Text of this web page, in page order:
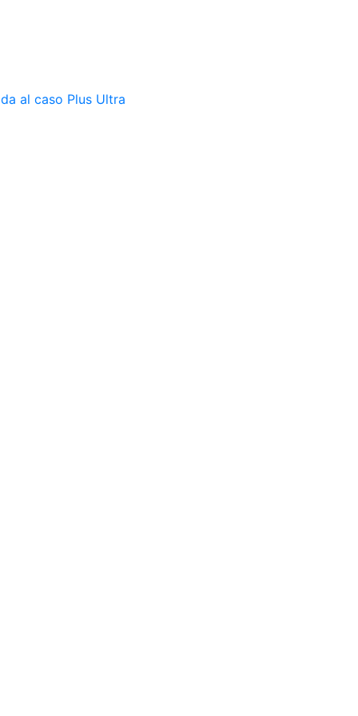
al caso Plus Ultra